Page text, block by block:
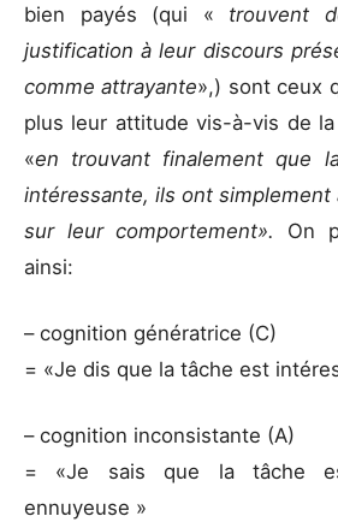
bien payés (qui « trouvent
justification à leur discours
comme attrayante»,) sont ceux
plus leur attitude vis-à-vis de
«en trouvant finalement que
intéressante, ils ont simplement
sur leur comportement». On
ainsi:
– cognition génératrice (C)
= «Je dis que la tâche est
– cognition inconsistante (A)
= «Je sais que la tâche
ennuyeuse »